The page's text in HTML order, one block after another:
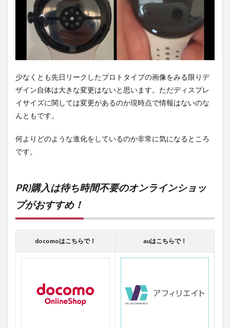
少なくとも先日リークしたプロトタイプの画像をみる限りデ
ザイン自体は大きな変更はないと思います。ただディスプレ
イサイズに関しては変更があるのか現時点で情報はないのな
んともです。
何よりどのような進化をしているのか非常に気になるところ
です。
PR)購入は待ち時間不要のオンラインショッ
プがおすすめ！
docomoはこちらで！ auはこちらで！